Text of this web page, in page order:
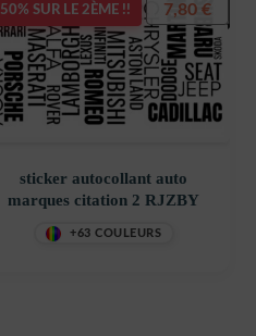
50% SUR LE 2ÈME !!
sticker autocollant auto
marques citation 2 RJZBY
+63 COULEURS
7,80 €